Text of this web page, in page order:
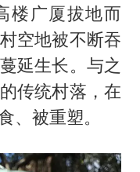
楼广厦拔地而
空地被不断吞
延生长。与之
传统村落，在
、被重塑。